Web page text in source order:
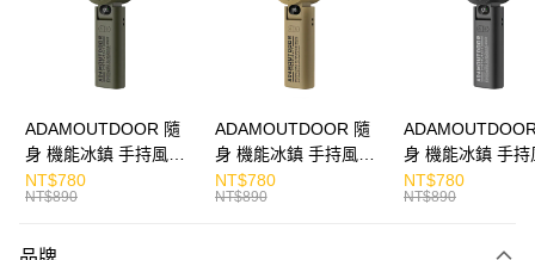
運送方式
免運費
ADAMOUTDOOR 隨
身 機能冰鎮 手持風扇
掛繩
NT$780
NT$890
ADAMOUTDOOR 隨
身 機能冰鎮 手持風扇
掛繩
NT$780
NT$890
身 機能冰鎮 手持
掛繩
NT$780
NT$890